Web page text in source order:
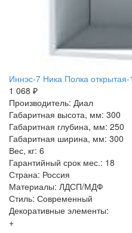
Иннэс-7 Ника Полка
1 068 ₽
Производитель: Диал
Габаритная высота, мм: 300
Габаритная глубина, мм: 250
Габаритная ширина, мм: 300
Вес, кг: 6
Гарантийный срок мес.: 18
Страна: Россия
Материалы: ЛДСП/МДФ
Стиль: Современный
Декоративные элементы:
+